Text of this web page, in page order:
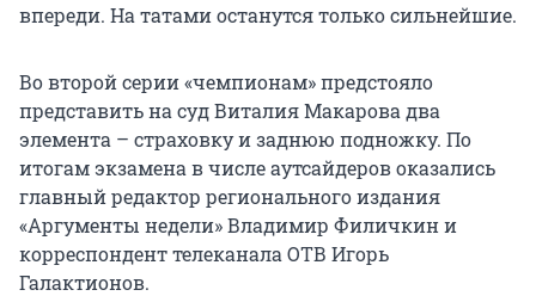
впереди. На татами останутся только сильнейшие.
Во второй серии «чемпионам» предстояло
представить на суд Виталия Макарова два
элемента – страховку и заднюю подножку. По
итогам экзамена в числе аутсайдеров оказались
главный редактор регионального издания
«Аргументы недели» Владимир Филичкин и
корреспондент телеканала ОТВ Игорь
Галактионов.